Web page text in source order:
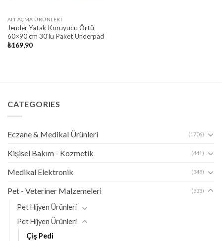
ALT AÇMA ÜRÜNLERI
Jender Yatak Koruyucu Örtü
60×90 cm 30’lu Paket Underpad
₺169,90
CATEGORIES
Eczane & Medikal Ürünleri (1706)
Kişisel Bakım - Kozmetik (441)
Medikal Elektronik (348)
Pet - Veteriner Malzemeleri (533)
Pet Hijyen Ürünleri
Pet Hijyen Ürünleri
Çiş Pedi